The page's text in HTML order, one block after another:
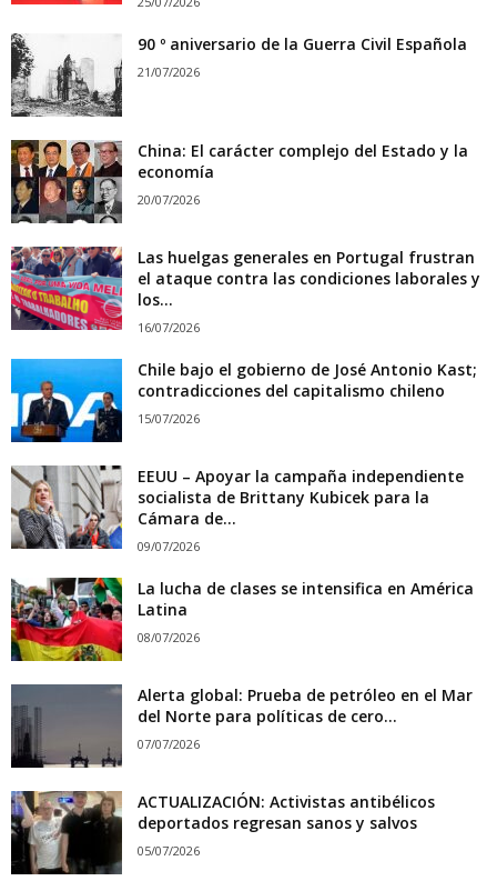
90 º aniversario de la Guerra Civil Española
21/07/2026
China: El carácter complejo del Estado y la
economía
20/07/2026
Las huelgas generales en Portugal frustran
el ataque contra las condiciones laborales y
los...
16/07/2026
Chile bajo el gobierno de José Antonio Kast;
contradicciones del capitalismo chileno
15/07/2026
EEUU – Apoyar la campaña independiente
socialista de Brittany Kubicek para la
Cámara de...
09/07/2026
La lucha de clases se intensifica en América
Latina
08/07/2026
Alerta global: Prueba de petróleo en el Mar
del Norte para políticas de cero...
07/07/2026
ACTUALIZACIÓN: Activistas antibélicos
deportados regresan sanos y salvos
05/07/2026